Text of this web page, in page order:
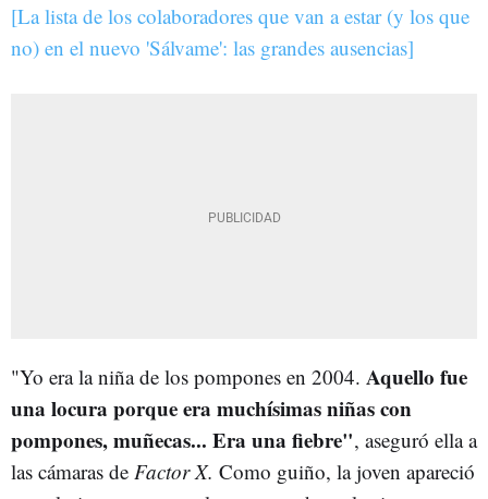
[La lista de los colaboradores que van a estar (y los que
no) en el nuevo 'Sálvame': las grandes ausencias]
"Yo era la niña de los pompones en 2004. Aquello fue
una locura porque era muchísimas niñas con
pompones, muñecas... Era una fiebre", aseguró ella a
las cámaras de Factor X. Como guiño, la joven apareció